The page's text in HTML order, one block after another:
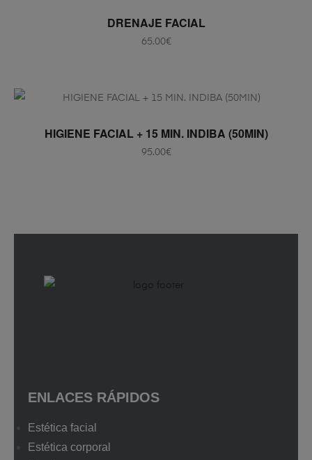
AÑADIR AL CARRITO
DRENAJE FACIAL
65.00€
AÑADIR AL CARRITO
HIGIENE FACIAL + 15 MIN. INDIBA (50MIN)
95.00€
ENLACES RÁPIDOS
Estética facial
Estética corporal